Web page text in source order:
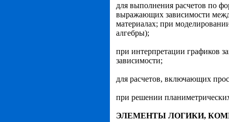
для выполнения расчетов по
выра­жающих зависимости
материалах; при
алгебры);
при интерпретации графиков
зависимости;
для расчетов, включающих
при решении
ЭЛЕМЕНТЫ ЛОГИКИ,